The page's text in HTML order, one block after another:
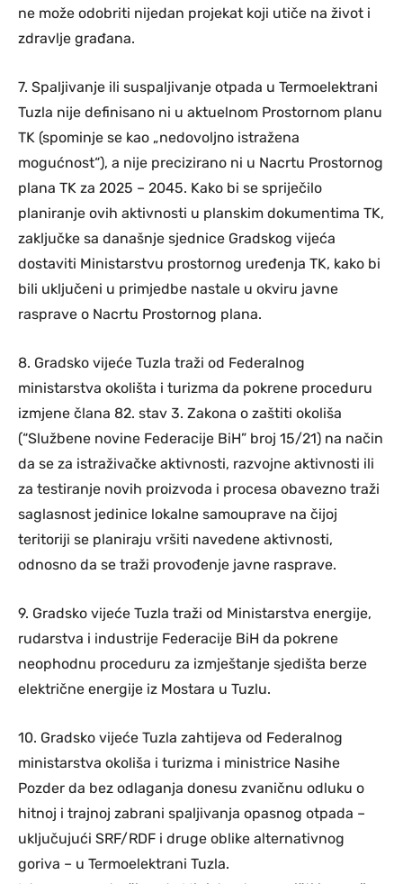
ne može odobriti nijedan projekat koji utiče na život i
zdravlje građana.
7. Spaljivanje ili suspaljivanje otpada u Termoelektrani
Tuzla nije definisano ni u aktuelnom Prostornom planu
TK (spominje se kao „nedovoljno istražena
mogućnost“), a nije precizirano ni u Nacrtu Prostornog
plana TK za 2025 – 2045. Kako bi se spriječilo
planiranje ovih aktivnosti u planskim dokumentima TK,
zaključke sa današnje sjednice Gradskog vijeća
dostaviti Ministarstvu prostornog uređenja TK, kako bi
bili uključeni u primjedbe nastale u okviru javne
rasprave o Nacrtu Prostornog plana.
8. Gradsko vijeće Tuzla traži od Federalnog
ministarstva okolišta i turizma da pokrene proceduru
izmjene člana 82. stav 3. Zakona o zaštiti okoliša
(“Službene novine Federacije BiH” broj 15/21) na način
da se za istraživačke aktivnosti, razvojne aktivnosti ili
za testiranje novih proizvoda i procesa obavezno traži
saglasnost jedinice lokalne samouprave na čijoj
teritoriji se planiraju vršiti navedene aktivnosti,
odnosno da se traži provođenje javne rasprave.
9. Gradsko vijeće Tuzla traži od Ministarstva energije,
rudarstva i industrije Federacije BiH da pokrene
neophodnu proceduru za izmještanje sjedišta berze
električne energije iz Mostara u Tuzlu.
10. Gradsko vijeće Tuzla zahtijeva od Federalnog
ministarstva okoliša i turizma i ministrice Nasihe
Pozder da bez odlaganja donesu zvaničnu odluku o
hitnoj i trajnoj zabrani spaljivanja opasnog otpada –
uključujući SRF/RDF i druge oblike alternativnog
goriva – u Termoelektrani Tuzla.